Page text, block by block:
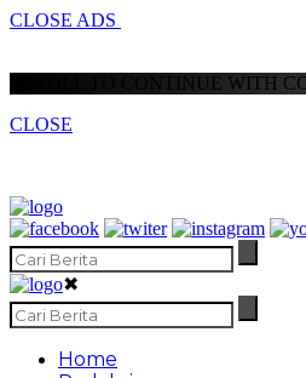
CLOSE ADS
SCROLL TO CONTINUE WITH
CLOSE
✖
Home